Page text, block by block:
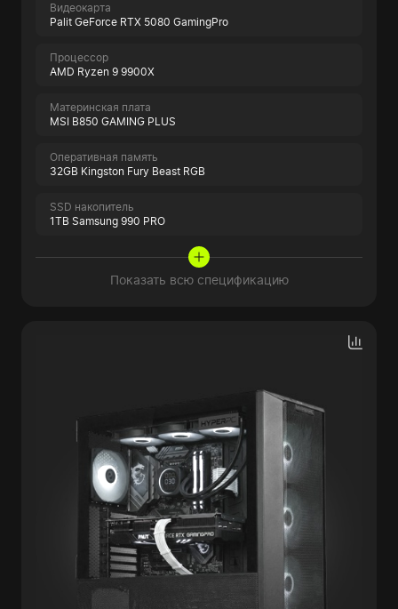
Видеокарта
Palit GeForce RTX 5080 GamingPro
Процессор
AMD Ryzen 9 9900X
Материнская плата
MSI B850 GAMING PLUS
Оперативная память
32GB Kingston Fury Beast RGB
SSD накопитель
1TB Samsung 990 PRO
Показать всю спецификацию